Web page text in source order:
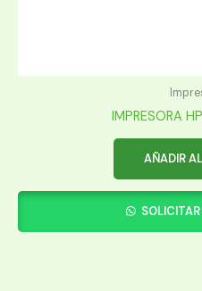
IMPRESORA
AÑADIR